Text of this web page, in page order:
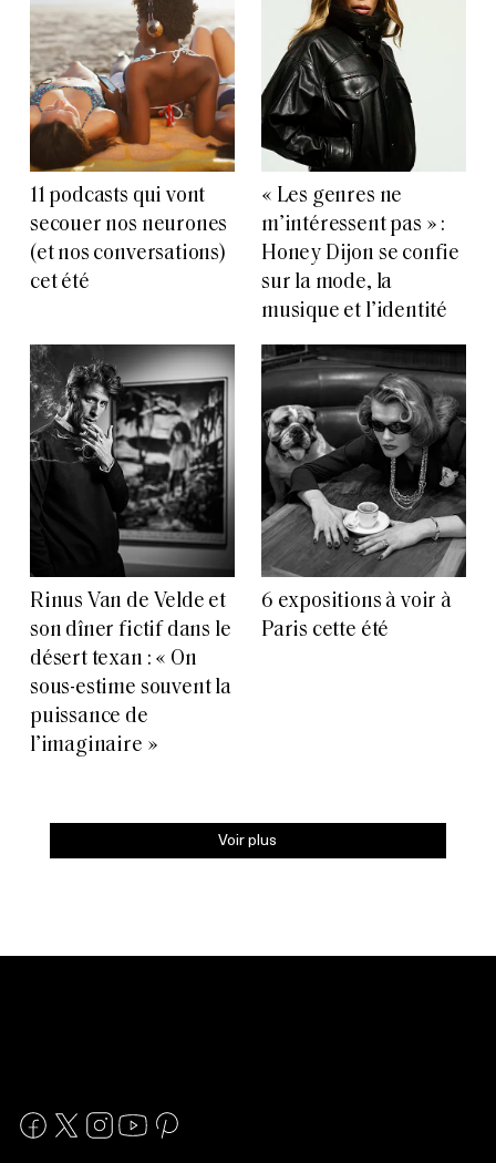
11 podcasts qui vont
secouer nos neurones
(et nos conversations)
cet été
« Les genres ne
m’intéressent pas » :
Honey Dijon se confie
sur la mode, la
musique et l’identité
Rinus Van de Velde et
son dîner fictif dans le
désert texan : « On
sous-estime souvent la
puissance de
l’imaginaire »
6 expositions à voir à
Paris cette été
Voir plus